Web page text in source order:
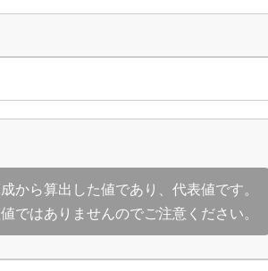
から算出した値であり、代表値です。
ではありませんのでご注意ください。